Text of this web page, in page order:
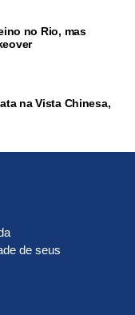
no Rio, mas
na Vista Chinesa,
de seus